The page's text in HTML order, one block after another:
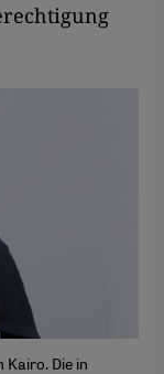
Kairo. Die in